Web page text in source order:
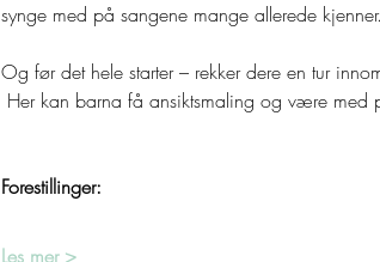
synge med på sangene mange allerede
Og før det hele starter – rekker dere en tur
Her kan barna få ansiktsmaling og være med
Forestillinger:
Les mer >